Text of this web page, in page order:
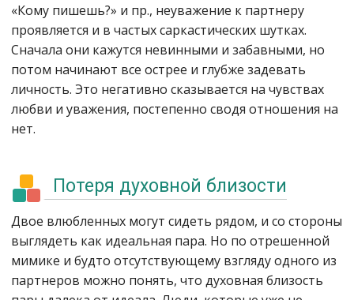
«Кому пишешь?» и пр., неуважение к партнеру
проявляется и в частых саркастических шутках.
Сначала они кажутся невинными и забавными, но
потом начинают все острее и глубже задевать
личность. Это негативно сказывается на чувствах
любви и уважения, постепенно сводя отношения на
нет.
Потеря духовной близости
Двое влюбленных могут сидеть рядом, и со стороны
выглядеть как идеальная пара. Но по отрешенной
мимике и будто отсутствующему взгляду одного из
партнеров можно понять, что духовная близость